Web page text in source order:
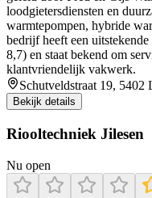
loodgietersdiensten en
warmtepompen, hybride
bedrijf heeft een
8,7) en staat bekend om
klantvriendelijk vakwerk.
Schutveldstraat 19, 5402
Bekijk details
Riooltechniek Jilesen
Nu open